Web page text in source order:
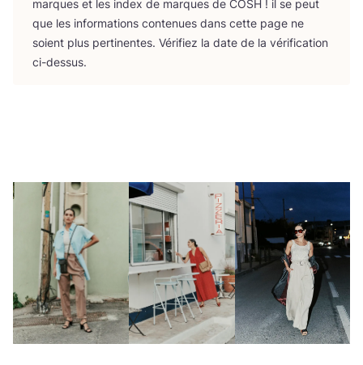
marques et les index de marques de COSH ! il se peut
que les infor­ma­tions conte­nues dans cette page ne
soient plus per­ti­nentes. Véri­fiez la date de la véri­fi­ca­tion
ci-dessus.